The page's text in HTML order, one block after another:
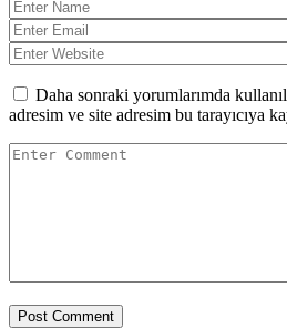
Daha sonraki yorumlarımda
adresim ve site adresim bu tarayıcıya